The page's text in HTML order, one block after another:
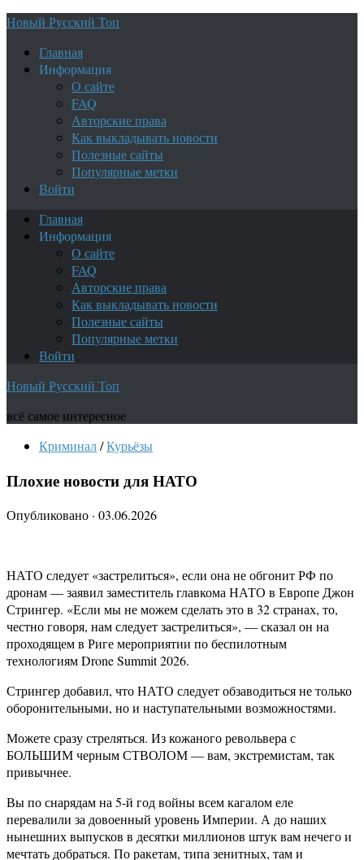
Новый Русский Топ
Главная
Информация
О сайте
FAQ
Авторские права
Как выкладывать новости
Полезные сайты
Популярные метки
Войти
Главная
Информация
О сайте
FAQ
Авторские права
Как выкладывать новости
Полезные сайты
Популярные метки
Войти
Новый Русский Топ
всё самое интересное
Криминал/Курьёзы
Плохие новости для НАТО
Опубликовано · 03.06.2026
НАТО следует «застрелиться», если она не обгонит РФ по
дронам — заявил заместитель главкома НАТО в Европе Джон
Стрингер. «Если мы не можем сделать это в 32 странах, то,
честно говоря, нам следует застрелиться», — сказал он на
проходящем в Риге мероприятии по беспилотным
технологиям Drone Summit 2026.
Стрингер добавил, что НАТО следует обзаводиться не только
оборонительными, но и наступательными возможностями.
Можете сразу стреляться. Из кожаного револьвера с
БОЛЬШИМ черным СТВОЛОМ — вам, экстремистам, так
привычнее.
Вы по снарядам на 5-й год войны всем кагалом еле
перевалили за довоенный уровень Империи. А до наших
нынешних выпусков в десятки миллионов штук вам нечего и
мечтать добраться. По ракетам, типа зенитных, там и